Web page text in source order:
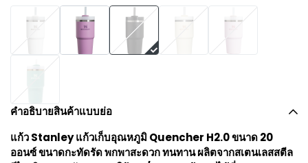
คำอธิบายสินค้าแบบย่อ
แก้ว Stanley แก้วเก็บอุณหภูมิ Quencher H2.0 ขนาด 20
ออนซ์ ขนาดกะทัดรัด พกพาสะดวก ทนทาน ผลิตจากสเตนเลสสตีล